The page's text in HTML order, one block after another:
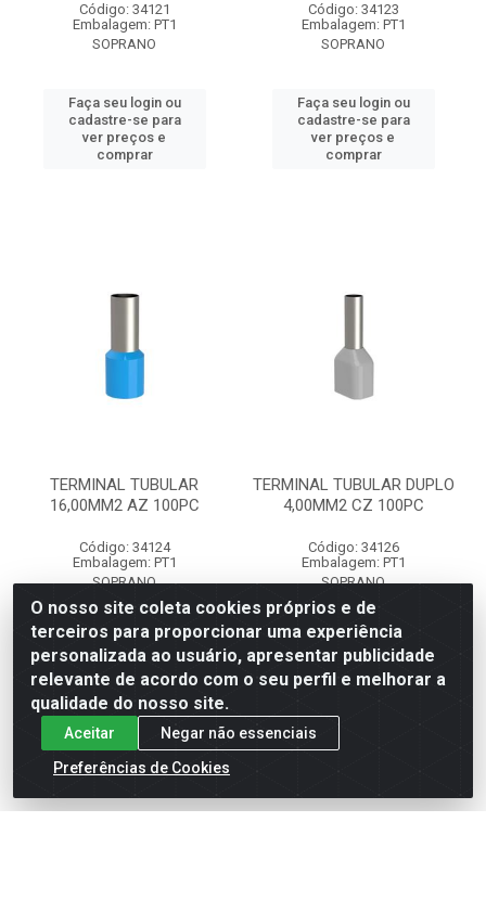
Código: 34121
Embalagem: PT1
SOPRANO
Faça seu login ou
cadastre-se para
ver preços e
comprar
Código: 34123
Embalagem: PT1
SOPRANO
Faça seu login ou
cadastre-se para
ver preços e
comprar
TERMINAL TUBULAR
16,00MM2 AZ 100PC
Código: 34124
Embalagem: PT1
SOPRANO
Faça seu login ou
cadastre-se para
ver preços e
comprar
TERMINAL TUBULAR DUPLO
4,00MM2 CZ 100PC
Código: 34126
Embalagem: PT1
SOPRANO
Faça seu login ou
cadastre-se para
ver preços e
O nosso site coleta cookies próprios e de
terceiros para proporcionar uma experiência
personalizada ao usuário, apresentar publicidade
relevante de acordo com o seu perfil e melhorar a
qualidade do nosso site.
Aceitar
Negar não essenciais
Preferências de Cookies